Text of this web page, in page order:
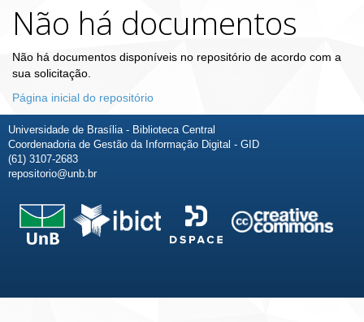
Não há documentos
Não há documentos disponíveis no repositório de acordo com a
sua solicitação.
Página inicial do repositório
Universidade de Brasília - Biblioteca Central
Coordenadoria de Gestão da Informação Digital - GID
(61) 3107-2683
repositorio@unb.br